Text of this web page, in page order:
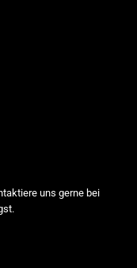
uns gerne bei